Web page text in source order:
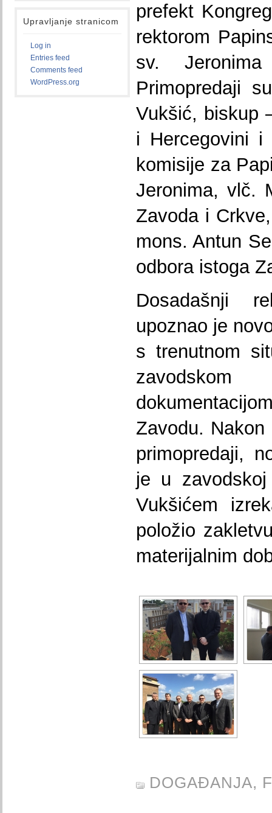
Upravljanje stranicom
Log in
Entries feed
Comments feed
WordPress.org
prefekt
rektorom
sv.
Primopredaji
Vukšić, biskup
i Hercegovini i
komisije za
Jeronima, vlč.
Zavoda i
mons. Antun
odbora istoga
Dosadašnji
upoznao je
s trenutnom
Zavodu.
primopredaji,
je u
Vukšićem
položio
materijalnim
DOGAĐANJA,